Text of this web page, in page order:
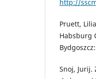
http://
Pruett,
Habsburg
Snoj, Jurij.